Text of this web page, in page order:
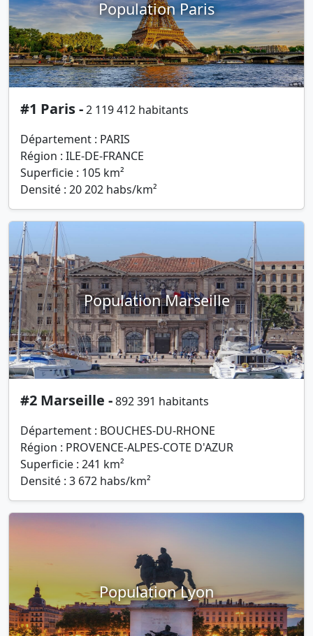
Population Paris
#1 Paris -2 119 412 habitants
Département : PARIS
Région : ILE-DE-FRANCE
Superficie : 105 km²
Densité : 20 202 habs/km²
Population Marseille
#2 Marseille -892 391 habitants
Département : BOUCHES-DU-RHONE
Région : PROVENCE-ALPES-COTE D'AZUR
Superficie : 241 km²
Densité : 3 672 habs/km²
Population Lyon